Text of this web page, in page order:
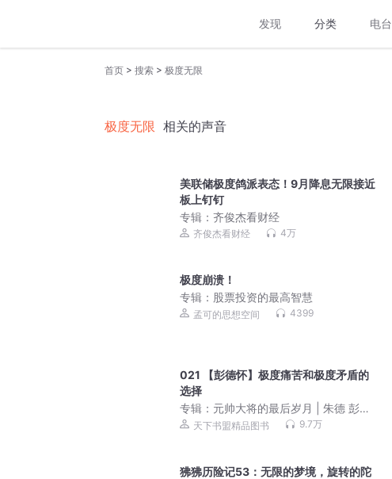
发现 分类 电台
首页 > 搜索 > 极度无限
极度无限 相关的声音
美联储极度鸽派表态！9月降息无限接近
板上钉钉
专辑： 齐俊杰看财经
齐俊杰看财经 4万
极度崩溃！
专辑： 股票投资的最高智慧
孟可的思想空间 4399
021 【彭德怀】极度痛苦和极度矛盾的
选择
专辑： 元帅大将的最后岁月 | 朱德 彭德
怀 刘伯承 贺龙等
天下书盟精品图书 9.7万
狒狒历险记53：无限的梦境，旋转的陀